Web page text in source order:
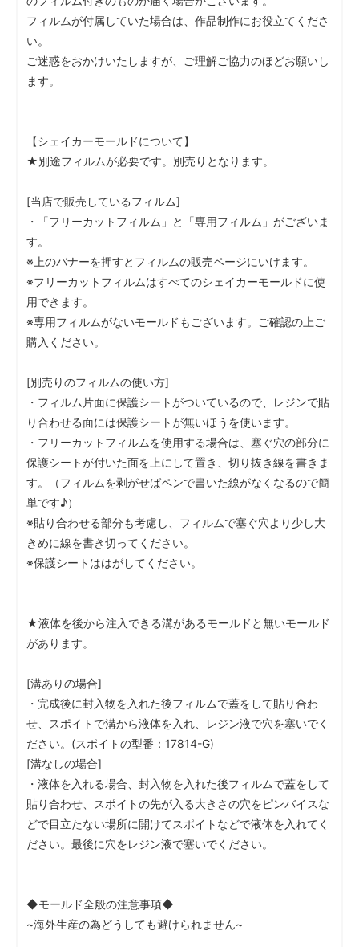
フィルムが付属していた場合は、作品制作にお役立てくださ
い。
ご迷惑をおかけいたしますが、ご理解ご協力のほどお願いし
ます。
【シェイカーモールドについて】
★別途フィルムが必要です。別売りとなります。
[当店で販売しているフィルム]
・「フリーカットフィルム」と「専用フィルム」がございま
す。
※上のバナーを押すとフィルムの販売ページにいけます。
※フリーカットフィルムはすべてのシェイカーモールドに使
用できます。
※専用フィルムがないモールドもございます。ご確認の上ご
購入ください。
[別売りのフィルムの使い方]
・フィルム片面に保護シートがついているので、レジンで貼
り合わせる面には保護シートが無いほうを使います。
・フリーカットフィルムを使用する場合は、塞ぐ穴の部分に
保護シートが付いた面を上にして置き、切り抜き線を書きま
す。（フィルムを剥がせばペンで書いた線がなくなるので簡
単です♪）
※貼り合わせる部分も考慮し、フィルムで塞ぐ穴より少し大
きめに線を書き切ってください。
※保護シートははがしてください。
★液体を後から注入できる溝があるモールドと無いモールド
があります。
[溝ありの場合]
・完成後に封入物を入れた後フィルムで蓋をして貼り合わ
せ、スポイトで溝から液体を入れ、レジン液で穴を塞いでく
ださい。(スポイトの型番：17814-G)
[溝なしの場合]
・液体を入れる場合、封入物を入れた後フィルムで蓋をして
貼り合わせ、スポイトの先が入る大きさの穴をピンバイスな
どで目立たない場所に開けてスポイトなどで液体を入れてく
ださい。最後に穴をレジン液で塞いでください。
◆モールド全般の注意事項◆
~海外生産の為どうしても避けられません~